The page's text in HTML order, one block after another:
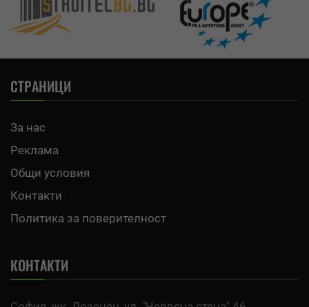
СТРАНИЦИ
За нас
Реклама
Общи условия
Контакти
Политика за поверителност
КОНТАКТИ